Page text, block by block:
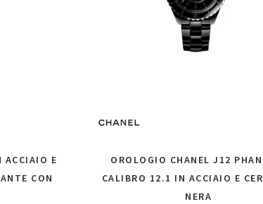
ACCIAIO E
CON
OROLOGIO CHANEL J12
CALIBRO 12.1 IN ACCIAIO E
NERA